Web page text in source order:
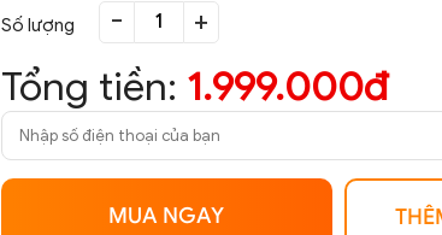
Số lượng - +
Tổng tiền: 1.999.000đ
MUA NGAY